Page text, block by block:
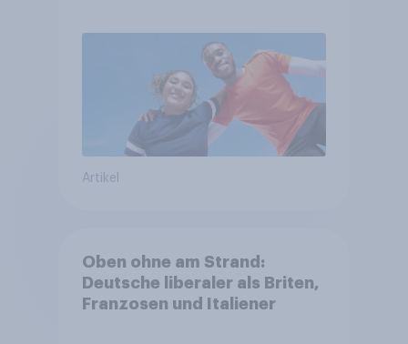
Artikel
Oben ohne am Strand:
Deutsche liberaler als Briten,
Franzosen und Italiener